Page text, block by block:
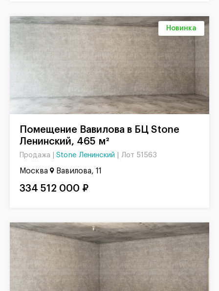
Новинка
Ленинский, 465 м²
Продажа | Stone Ленинский Лот 51563
Москва Вавилова, 11
334 512 000 ₽